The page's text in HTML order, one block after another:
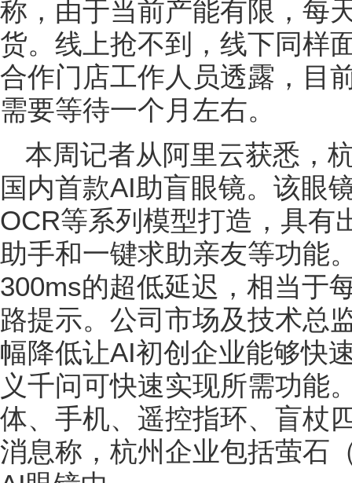
称，由于当前产能有限，每
货。线上抢不到，线下同样
合作门店工作人员透露，目
需要等待一个月左右。
本周记者从阿里云获悉，
国内首款AI助盲眼镜。该眼
OCR等系列模型打造，具有
助手和一键求助亲友等功能
300ms的超低延迟，相当于
路提示。公司市场及技术总
幅降低让AI初创企业能够快
义千问可快速实现所需功能
体、手机、遥控指环、盲杖
消息称，杭州企业包括萤石